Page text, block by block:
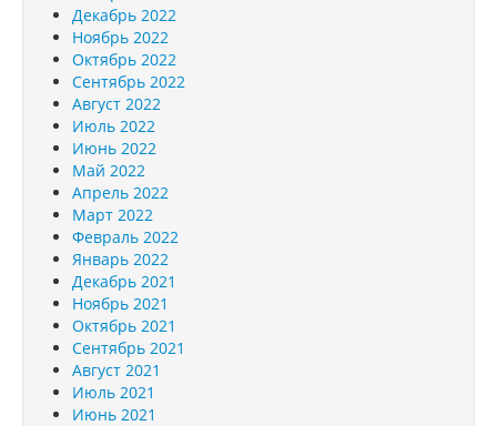
Декабрь 2022
Ноябрь 2022
Октябрь 2022
Сентябрь 2022
Август 2022
Июль 2022
Июнь 2022
Май 2022
Апрель 2022
Март 2022
Февраль 2022
Январь 2022
Декабрь 2021
Ноябрь 2021
Октябрь 2021
Сентябрь 2021
Август 2021
Июль 2021
Июнь 2021